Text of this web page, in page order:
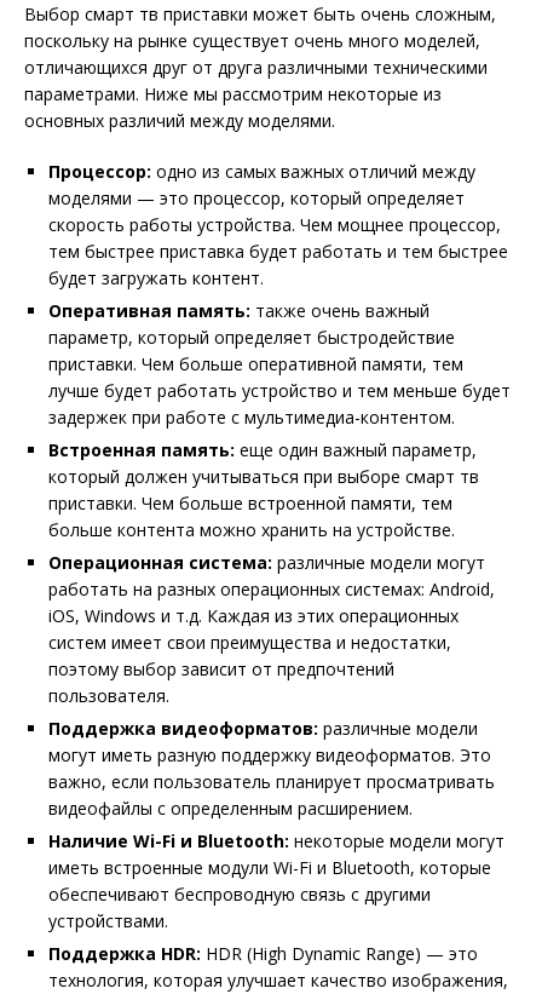
Выбор смарт тв приставки может быть очень сложным,
поскольку на рынке существует очень много моделей,
отличающихся друг от друга различными техническими
параметрами. Ниже мы рассмотрим некоторые из
основных различий между моделями.
Процессор: одно из самых важных отличий между
моделями — это процессор, который определяет
скорость работы устройства. Чем мощнее процессор,
тем быстрее приставка будет работать и тем быстрее
будет загружать контент.
Оперативная память: также очень важный
параметр, который определяет быстродействие
приставки. Чем больше оперативной памяти, тем
лучше будет работать устройство и тем меньше будет
задержек при работе с мультимедиа-контентом.
Встроенная память: еще один важный параметр,
который должен учитываться при выборе смарт тв
приставки. Чем больше встроенной памяти, тем
больше контента можно хранить на устройстве.
Операционная система: различные модели могут
работать на разных операционных системах: Android,
iOS, Windows и т.д. Каждая из этих операционных
систем имеет свои преимущества и недостатки,
поэтому выбор зависит от предпочтений
пользователя.
Поддержка видеоформатов: различные модели
могут иметь разную поддержку видеоформатов. Это
важно, если пользователь планирует просматривать
видеофайлы с определенным расширением.
Наличие Wi-Fi и Bluetooth: некоторые модели могут
иметь встроенные модули Wi-Fi и Bluetooth, которые
обеспечивают беспроводную связь с другими
устройствами.
Поддержка HDR: HDR (High Dynamic Range) — это
технология, которая улучшает качество изображения,